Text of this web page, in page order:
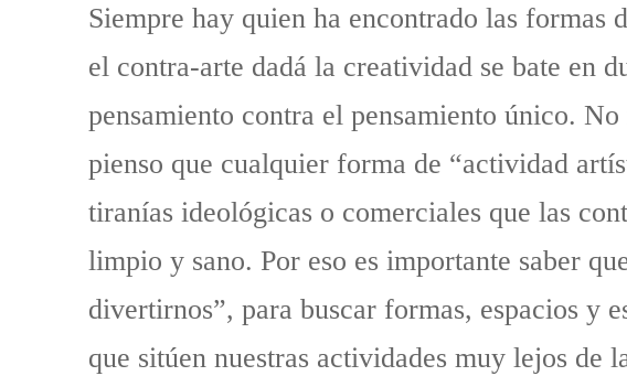
Siempre hay quien ha encontrado las formas
el contra-arte dadá la creatividad se bate en
pensamiento contra el pensamiento único.
pienso que cualquier forma de “actividad
tiranías ideológicas o comerciales que las
limpio y sano. Por eso es importante saber
divertirnos”, para buscar formas, espacios y
que sitúen nuestras actividades muy lejos de